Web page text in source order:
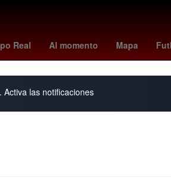
Real Al momento Mapa
Empresa España Argentina China
las notificaciones